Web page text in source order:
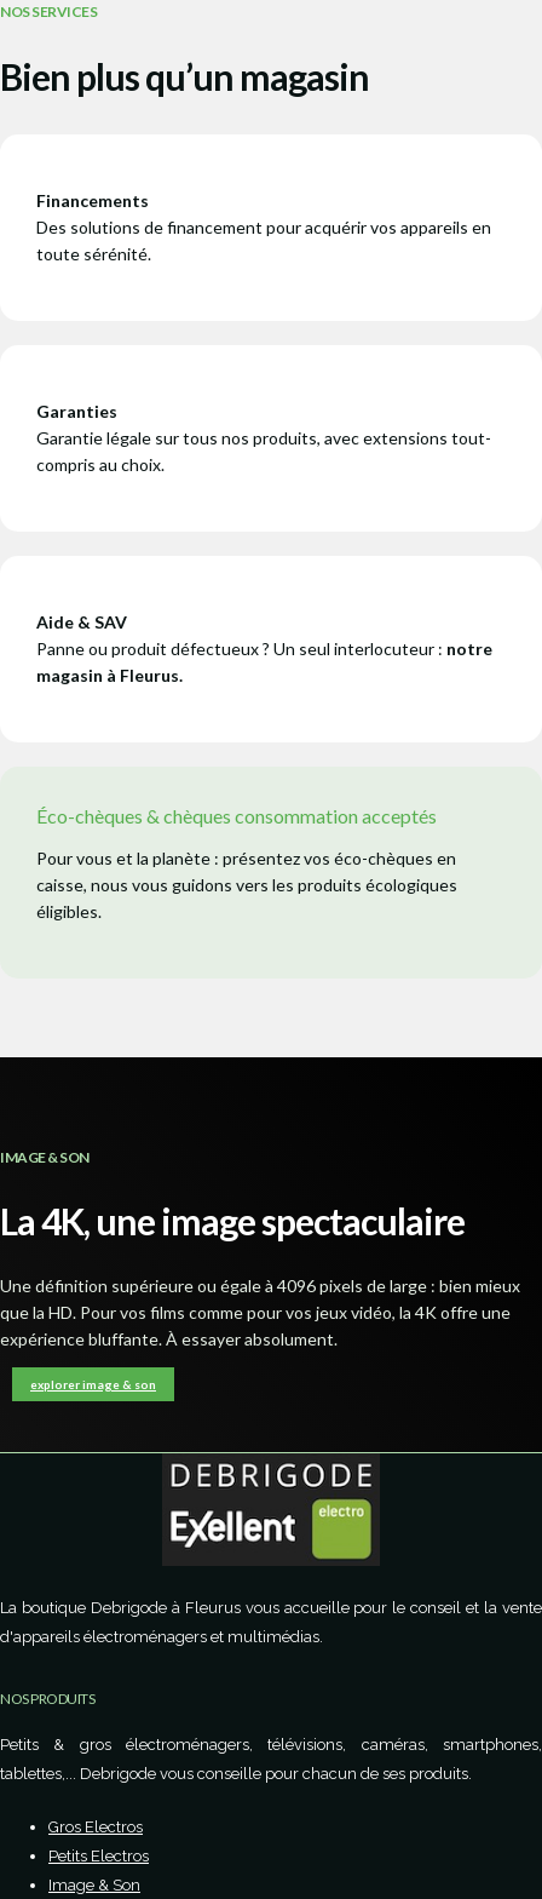
NOS SERVICES
Bien plus qu’un magasin
Financements
Des solutions de financement pour acquérir vos appareils en
toute sérénité.
Garanties
Garantie légale sur tous nos produits, avec extensions tout-
compris au choix.
Aide & SAV
Panne ou produit défectueux ? Un seul interlocuteur : notre
magasin à Fleurus.
Éco-chèques & chèques consommation acceptés
Pour vous et la planète : présentez vos éco-chèques en
caisse, nous vous guidons vers les produits écologiques
éligibles.
IMAGE & SON
La 4K, une image spectaculaire
Une définition supérieure ou égale à 4096 pixels de large : bien mieux
que la HD. Pour vos films comme pour vos jeux vidéo, la 4K offre une
expérience bluffante. À essayer absolument.
explorer image & son
La boutique Debrigode à Fleurus vous accueille pour le conseil et la vente
d'appareils électroménagers et multimédias.
NOS PRODUITS
Petits & gros électroménagers, télévisions, caméras, smartphones,
tablettes,... Debrigode vous conseille pour chacun de ses produits.
Gros Electros
Petits Electros
Image & Son